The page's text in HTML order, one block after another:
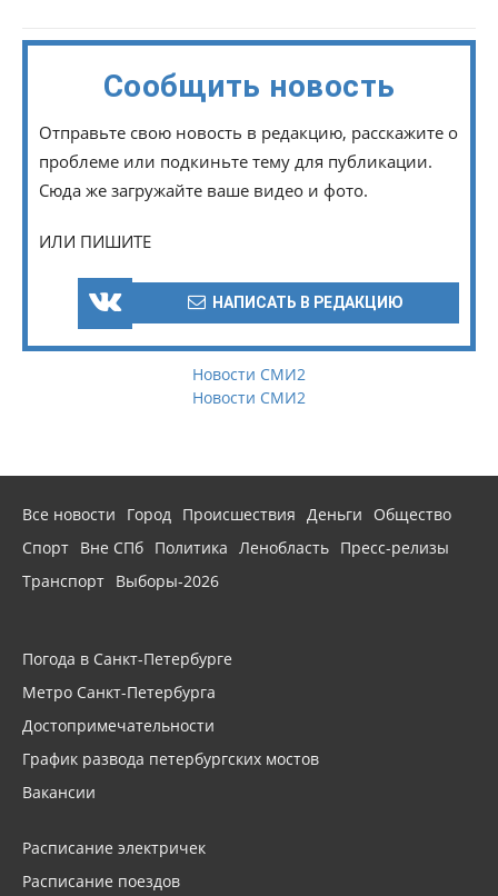
Сообщить новость
Отправьте свою новость в редакцию, расскажите о
проблеме или подкиньте тему для публикации.
Сюда же загружайте ваше видео и фото.
ИЛИ ПИШИТЕ
НАПИСАТЬ В РЕДАКЦИЮ
Новости СМИ2
Новости СМИ2
Все новости Город Происшествия Деньги
Общество
Спорт Вне СПб Политика Ленобласть Пресс-релизы
Транспорт Выборы-2026
Погода в Санкт-Петербурге
Метро Санкт-Петербурга
Достопримечательности
График развода петербургских мостов
Вакансии
Расписание электричек
Расписание поездов